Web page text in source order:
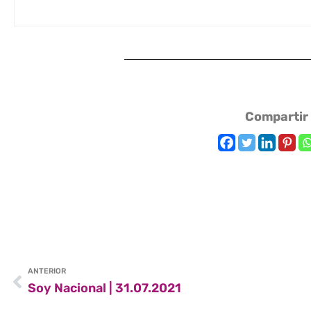
Compartir
ANTERIOR
Soy Nacional | 31.07.2021